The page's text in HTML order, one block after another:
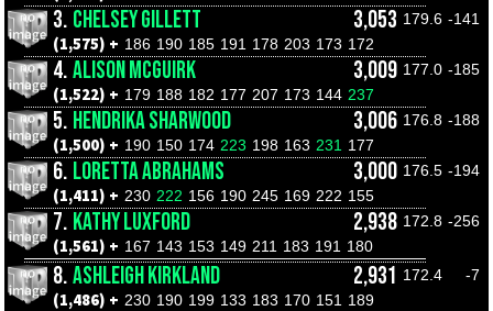
3. CHELSEY GILLETT 3,053 179.6 -141
(1,575) + 186 190 185 191 178 203 173 172
4.ALISON MCGUIRK 3,009 177.0 -185
(1,522) + 179 188 182 177 207 173 144 237
5. HENDRIKA SHARWOOD 3,006 176.8 -188
(1,500) + 190 150 174 223 198 163 231 177
6. LORETTA ABRAHAMS 3,000 176.5 -194
(1,411) + 230 222 156 190 245 169 222 155
7. KATHY LUXFORD 2,938 172.8 -256
(1,561) + 167 143 153 149 211 183 191 180
8.ASHLEIGH KIRKLAND 2,931 172.4 -7
(1,486) + 230 190 199 133 183 170 151 189